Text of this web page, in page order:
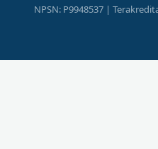
NPSN: P9948537 |